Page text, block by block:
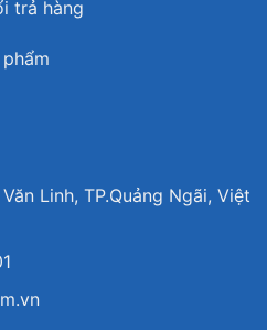
trả hàng
Linh, TP.Quảng Ngãi, Việt